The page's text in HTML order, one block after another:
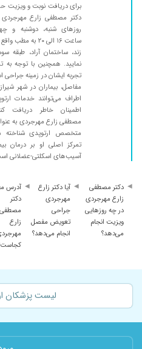
برای دریافت نوبت و ویزیت
دکتر مصطفی زارع مهرجردی
روزهای شنبه، دوشنبه و
ساعت ۱۶ الی ۲۰ به
زند، ساختمان آراد، طبقه
نمایید. همچنین با توجه
تجربه ایشان در زمینه جراحی
مفاصل، بیماران در شهر
اطراف می‌توانند خدمات
اطمینان خاطر دریافت
مصطفی زارع مهرجردی به
متخصص ارتوپدی شناخته
تمرکز اصلی او بر درمان
آسیب‌های اسکلتی-عضلانی
دکتر مصطفی
زارع مهرجردی
در چه روزهایی
ویزیت انجام
می‌دهد؟
آیا دکتر زارع
مهرجردی
جراحی
تعویض مفصل
انجام می‌دهد؟
آدرس
دکتر
مصطفی
زارع
لیست پزشکان